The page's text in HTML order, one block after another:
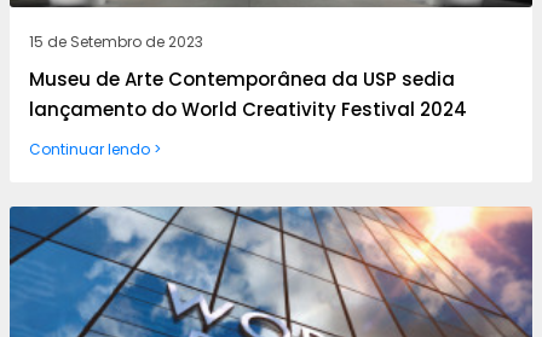
15 de Setembro de 2023
Museu de Arte Contemporânea da USP sedia
lançamento do World Creativity Festival 2024
Continuar lendo >